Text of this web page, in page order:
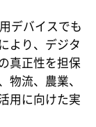
デバイスでも
より、デジタ
真正性を担保
流、農業、
用に向けた実